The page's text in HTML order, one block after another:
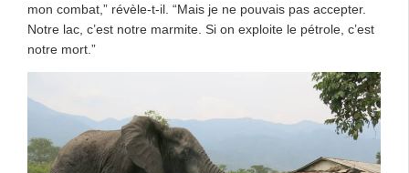
mon combat,” révèle-t-il. “Mais je ne pouvais pas accepter.
Notre lac, c’est notre marmite. Si on exploite le pétrole, c’est
notre mort.”